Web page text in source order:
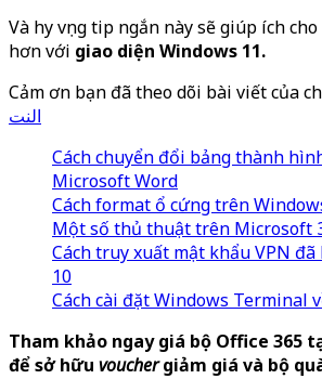
Và hy vọng tip ngắn này sẽ giúp ích cho
hơn với giao diện Windows 11.
Cảm ơn bạn đã theo dõi bài viết của
النت
Cách chuyển đổi bảng thành
Microsoft Word
Cách format ổ cứng trên
Một số thủ thuật trên Microsoft
Cách truy xuất mật khẩu VPN
10
Cách cài đặt Windows Terminal
Tham khảo ngay giá bộ Office 365
để sở hữu vouchergiảm giá và bộ